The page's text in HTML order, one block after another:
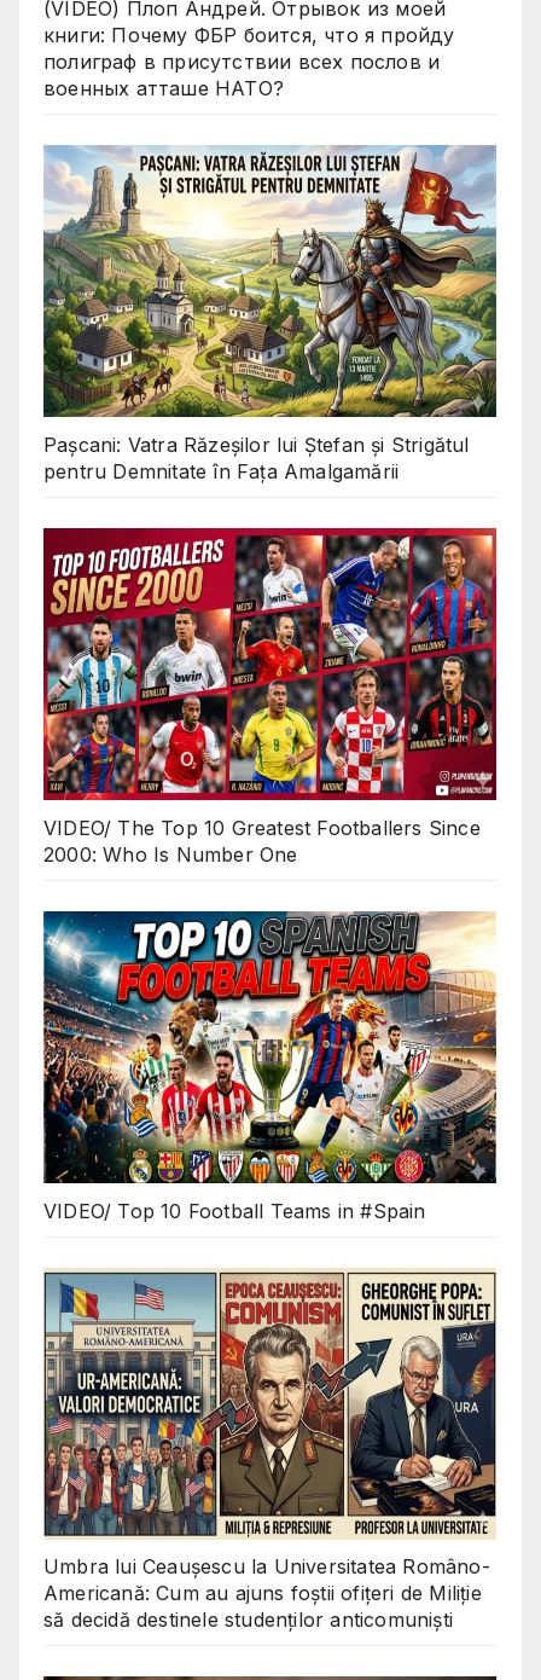
(VIDEO) Плоп Андрей. Отрывок из моей
книги: Почему ФБР боится, что я пройду
полиграф в присутствии всех послов и
военных атташе НАТО?
Pașcani: Vatra Răzeșilor lui Ștefan și Strigătul
pentru Demnitate în Fața Amalgamării
VIDEO/ The Top 10 Greatest Footballers Since
2000: Who Is Number One
VIDEO/ Top 10 Football Teams in #Spain
Umbra lui Ceaușescu la Universitatea Româno-
Americană: Cum au ajuns foștii ofițeri de Miliție
să decidă destinele studenților anticomuniști